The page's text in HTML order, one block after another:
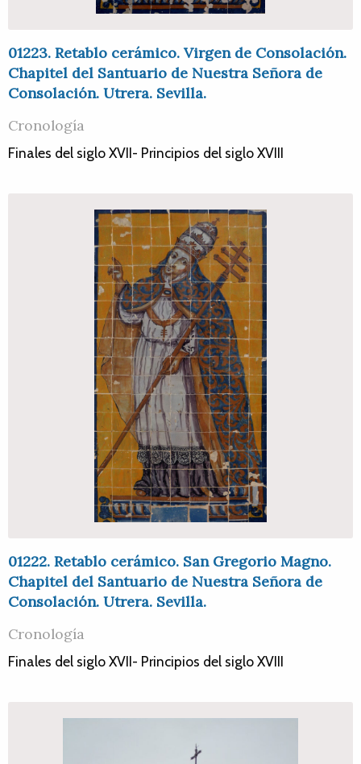
01223. Retablo cerámico. Virgen de Consolación.
Chapitel del Santuario de Nuestra Señora de
Consolación. Utrera. Sevilla.
Cronología
Finales del siglo XVII- Principios del siglo XVIII
01222. Retablo cerámico. San Gregorio Magno.
Chapitel del Santuario de Nuestra Señora de
Consolación. Utrera. Sevilla.
Cronología
Finales del siglo XVII- Principios del siglo XVIII